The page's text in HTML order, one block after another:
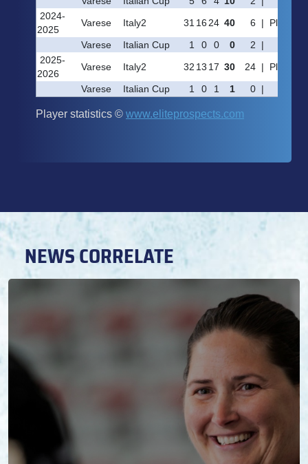
NEWS CORRELATE